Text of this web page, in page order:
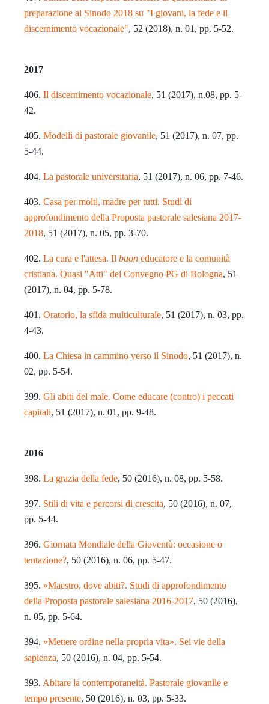
preparazione al Sinodo 2018 su "I giovani, la fede e il
discernimento vocazionale", 52 (2018), n. 01, pp. 5-52.
2017
406. Il discernimento vocazionale, 51 (2017), n.08, pp. 5-
42.
405. Modelli di pastorale giovanile, 51 (2017), n. 07, pp.
5-44.
404. La pastorale universitaria, 51 (2017), n. 06, pp. 7-46.
403. Casa per molti, madre per tutti. Studi di
approfondimento della Proposta pastorale salesiana 2017-
2018, 51 (2017), n. 05, pp. 3-70.
402. La cura e l'attesa. Il buon educatore e la comunità
cristiana. Quasi "Atti" del Convegno PG di Bologna, 51
(2017), n. 04, pp. 5-78.
401. Oratorio, la sfida multiculturale, 51 (2017), n. 03, pp.
4-43.
400. La Chiesa in cammino verso il Sinodo, 51 (2017), n.
02, pp. 5-54.
399. Gli abiti del male. Come educare (contro) i peccati
capitali, 51 (2017), n. 01, pp. 9-48.
2016
398. La grazia della fede, 50 (2016), n. 08, pp. 5-58.
397. Stili di vita e percorsi di crescita, 50 (2016), n. 07,
pp. 5-44.
396. Giornata Mondiale della Gioventù: occasione o
tentazione?, 50 (2016), n. 06, pp. 5-47.
395. «Maestro, dove abiti?. Studi di approfondimento
della Proposta pastorale salesiana 2016-2017, 50 (2016),
n. 05, pp. 5-64.
394. «Mettere ordine nella propria vita». Sei vie della
sapienza, 50 (2016), n. 04, pp. 5-54.
393. Abitare la contemporaneità. Pastorale giovanile e
tempo presente, 50 (2016), n. 03, pp. 5-33.